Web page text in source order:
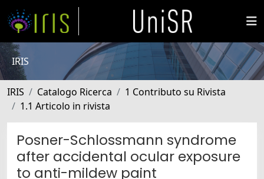
IRIS
IRIS Catalogo Ricerca
1 Contributo su Rivista
1.1 Articolo in rivista
Posner-Schlossmann syndrome
after accidental ocular exposure
to anti-mildew paint